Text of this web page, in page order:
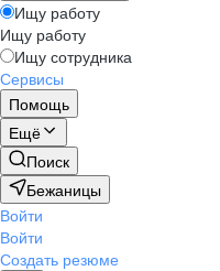
Ищу работу
Ищу работу
Ищу сотрудника
Сервисы
Помощь
Ещё
Поиск
Бежаницы
Войти
Войти
Создать резюме